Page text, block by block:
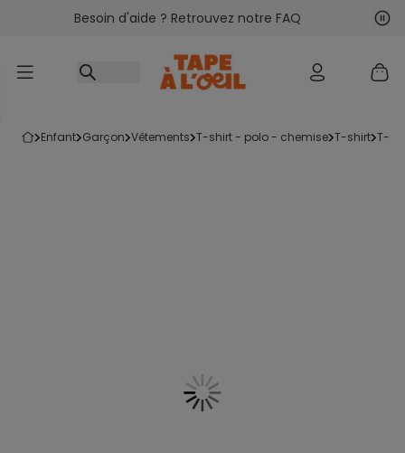
Accéder au contenu
Besoin d'aide ? Retrouvez notre FAQ
enfant garçon vêtements t-shirt - polo - chemise t-shirt t-